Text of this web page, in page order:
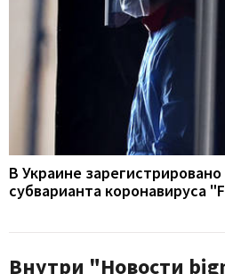
В Украине
субварианта коронавируса
Внутри "Новости